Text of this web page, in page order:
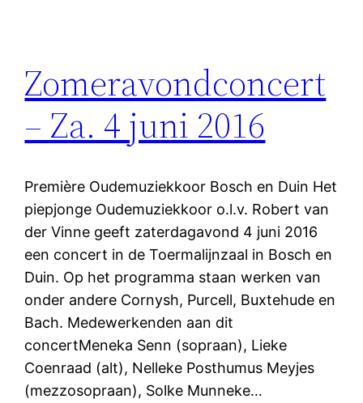
Zomeravondconcert
– Za. 4 juni 2016
Première Oudemuziekkoor Bosch en Duin Het
piepjonge Oudemuziekkoor o.l.v. Robert van
der Vinne geeft zaterdagavond 4 juni 2016
een concert in de Toermalijnzaal in Bosch en
Duin. Op het programma staan werken van
onder andere Cornysh, Purcell, Buxtehude en
Bach. Medewerkenden aan dit
concertMeneka Senn (sopraan), Lieke
Coenraad (alt), Nelleke Posthumus Meyjes
(mezzosopraan), Solke Munneke…